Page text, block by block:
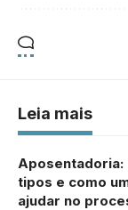
Leia mais
Aposentadoria:
tipos e como
ajudar no